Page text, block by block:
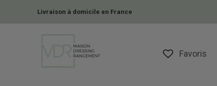
Livraison à domicile en France
Favoris